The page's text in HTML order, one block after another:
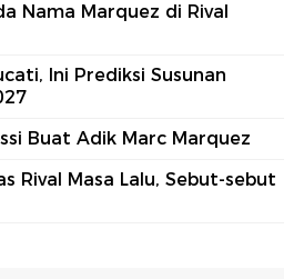
Nama Marquez di Rival
Ini Prediksi Susunan
Buat Adik Marc Marquez
Rival Masa Lalu, Sebut-sebut